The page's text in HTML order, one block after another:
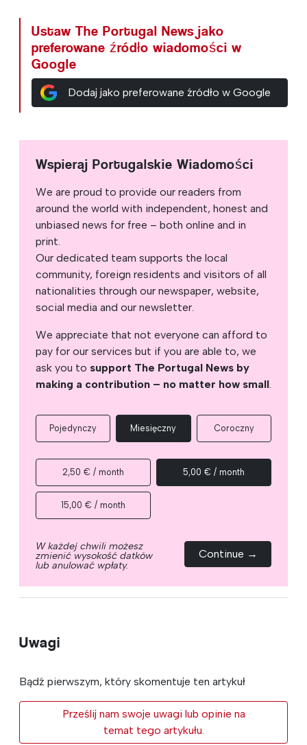
Ustaw The Portugal News jako
preferowane źródło wiadomości w
Google
Dodaj jako preferowane źródło w Google
Wspieraj Portugalskie Wiadomości
We are proud to provide our readers from
around the world with independent, honest and
unbiased news for free – both online and in
print.
Our dedicated team supports the local
community, foreign residents and visitors of all
nationalities through our newspaper, website,
social media and our newsletter.
We appreciate that not everyone can afford to
pay for our services but if you are able to, we
ask you to support The Portugal News by
making a contribution – no matter how small.
Pojedynczy Miesięczny Coroczny
2,50 € / month 5,00 € / month
15,00 € / month
W każdej chwili możesz
zmienić wysokość datków
lub anulować wpłaty.
Continue →
Uwagi
Bądź pierwszym, który skomentuje ten artykuł
Prześlij nam swoje uwagi lub opinie na
temat tego artykułu.